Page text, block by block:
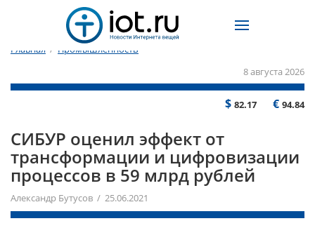
Главная / Промышленность
8 августа 2026
$ 82.17 € 94.84
СИБУР оценил эффект от
трансформации и цифровизации
процессов в 59 млрд рублей
Александр Бутусов / 25.06.2021